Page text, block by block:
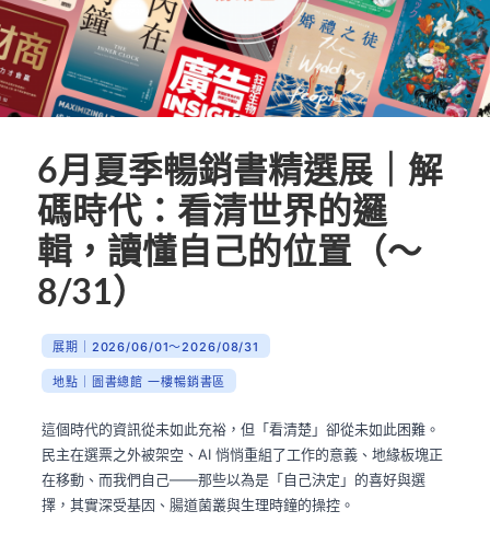
6月夏季暢銷書精選展｜解
碼時代：看清世界的邏
輯，讀懂自己的位置（～
8/31）